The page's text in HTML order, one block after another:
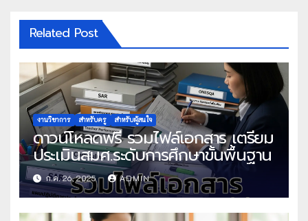
Related Post
งานวิชาการ สำหรับครู สำหรับผู้สนใจ
ดาวน์โหลดฟรี รวมไฟล์เอกสาร เตรียม
ประเมินสมศ.ระดับการศึกษาขั้นพื้นฐาน
ก.ค. 26, 2025 ADMIN